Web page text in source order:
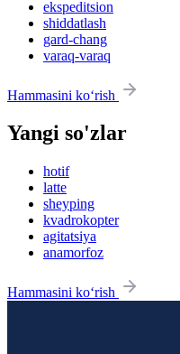
ekspeditsion
shiddatlash
gard-chang
varaq-varaq
Hammasini ko‘rish
Yangi so'zlar
hotif
latte
sheyping
kvadrokopter
agitatsiya
anamorfoz
Hammasini ko‘rish